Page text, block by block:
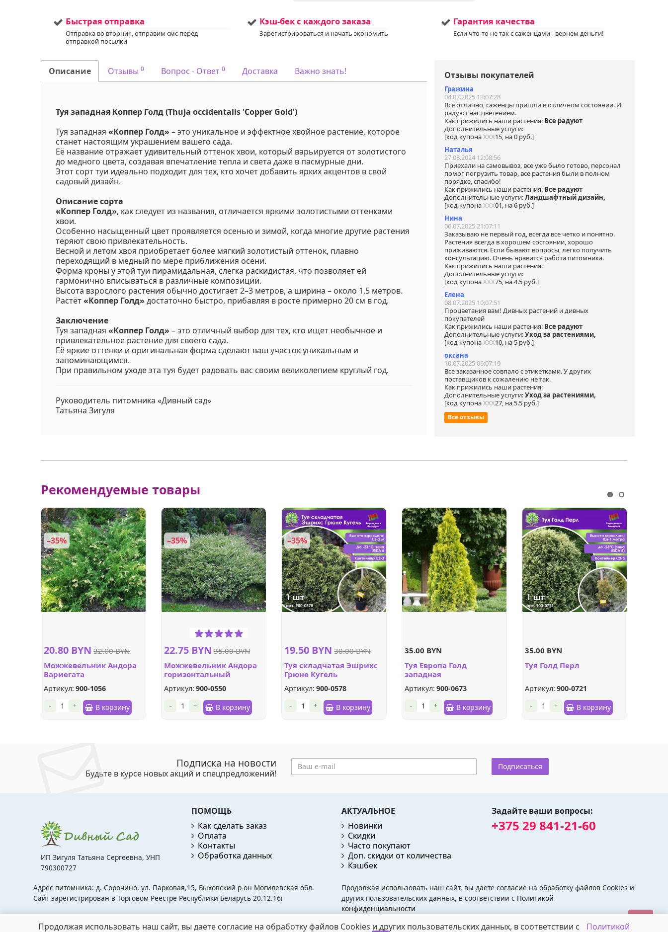
Вид:
Западная
групповых посадок
Услуга: Мы предлагаем
услуги по уходу за
вашим садом.
Запись доступна.
Если у вас остались
пожалуйста,
свяжитесь с нами
для получения
дополнительной
информации.
Напишите нам в
Viber или WhatsApp
Быстрая отправка
Отправка во вторник, отправим смс перед
отправкой посылки
Кэш-бек с каждого заказа
Зарегистрироваться и начать экономить
Гарантия качества
Если что-то не так с саженцами - вернем деньги!
Описание Отзывы0 Вопрос - Ответ0 Доставка Важно знать!
Туя западная Коппер Голд (Thuja occidentalis 'Copper Gold')
Туя западная «Коппер Голд» – это уникальное и эффектное хвойное растение, которое
станет настоящим украшением вашего сада.
Её название отражает удивительный оттенок хвои, который варьируется от золотистого
до медного цвета, создавая впечатление тепла и света даже в пасмурные дни.
Этот сорт туи идеально подходит для тех, кто хочет добавить ярких акцентов в свой
садовый дизайн.
Описание сорта
«Коппер Голд», как следует из названия, отличается яркими золотистыми оттенками
хвои.
Особенно насыщенный цвет проявляется осенью и зимой, когда многие другие растения
теряют свою привлекательность.
Весной и летом хвоя приобретает более мягкий золотистый оттенок, плавно
переходящий в медный по мере приближения осени.
Форма кроны у этой туи пирамидальная, слегка раскидистая, что позволяет ей
гармонично вписываться в различные композиции.
Высота взрослого растения обычно достигает 2–3 метров, а ширина – около 1,5 метров.
Растёт«Коппер Голд» достаточно быстро, прибавляя в росте примерно 20 см в год.
Заключение
Туя западная«Коппер Голд»– это отличный выбор для тех, кто ищет необычное и
привлекательное растение для своего сада.
Её яркие оттенки и оригинальная форма сделают ваш участок уникальным и
запоминающимся.
При правильном уходе эта туя будет радовать вас своим великолепием круглый год.
Руководитель питомника «Дивный сад»
Татьяна Зигуля
Отзывы покупателей
Гражина
04.07.2025 13:07:28
Все отлично, саженцы пришли в отличном состоянии. И
радуют нас цветением.
Как прижились наши растения: Все радуют
Дополнительные услуги:
[код купонаХХХ15, на 0 руб.]
Наталья
27.08.2024 12:08:56
Приехали на самовывоз, все уже было готово, персонал
помог погрузить товар, все растения были в полном
порядке, спасибо!
Как прижились наши растения: Все радуют
Дополнительные услуги:Ландшафтный дизайн,
[код купонаХХХ01, на 6 руб.]
Нина
06.07.2025 21:07:11
Заказываю не первый год, всегда все четко и понятно.
Растения всегда в хорошем состоянии, хорошо
приживаются. Если бывают вопросы, легко получить
консультацию. Очень нравится работа питомника.
Как прижились наши растения:
Дополнительные услуги:
[код купонаХХХ75, на 4.5 руб.]
Елена
08.07.2025 10:07:51
Процветания вам! Дивных растений и дивных
покупателей
Как прижились наши растения: Все радуют
Дополнительные услуги:Уход за растениями,
[код купонаХХХ10, на 5 руб.]
оксана
10.07.2025 06:07:19
Все заказанное совпало с этикетками. У других
поставщиков к сожалению не так.
Как прижились наши растения:
Дополнительные услуги:Уход за растениями,
[код купонаХХХ27, на 5.5 руб.]
Все отзывы
Рекомендуемые товары
–35%
20.80 BYN 32.00 BYN
Можжевельник Андора
Вариегата
Артикул: 900-1056
+
- В корзину
–35%
22.75 BYN 35.00 BYN
Можжевельник Андора
горизонтальный
Артикул: 900-0550
+
- В корзину
–35%
19.50 BYN 30.00 BYN
Туя складчатая Эшрихс
Грюне Кугель
Артикул: 900-0578
+
- В корзину
35.00 BYN
Туя Европа Голд
западная
Артикул: 900-0673
+
- В корзину
35.00 BYN
Туя Голд Перл
Артикул: 900-0721
+
- В корзину
Подписка на новости
Будьте в курсе новых акций и спецпредложений!
Подписаться
ИП Зигуля Татьяна Сергеевна, УНП
790300727
ПОМОЩЬ
Как сделать заказ
Оплата
Контакты
Обработка данных
АКТУАЛЬНОЕ
Новинки
Скидки
Часто покупают
Доп. скидки от количества
Кэшбек
Задайте ваши вопросы:
+375 29 841-21-60
Адрес питомника: д. Сорочино, ул. Парковая,15, Быховский р-он Могилевская обл.
Сайт зарегистрирован в Торговом Реестре Республики Беларусь 20.12.16г
Продолжая использовать наш сайт, вы даете согласие на обработку файлов Cookies и
других пользовательских данных, в соответствии с Политикой
конфиденциальности
divsad.by - Питомник растений divsad.by © 2026
Продолжая использовать наш сайт, вы даете согласие на обработку файлов Cookies и других пользовательских данных, в соответствии с
Политикой